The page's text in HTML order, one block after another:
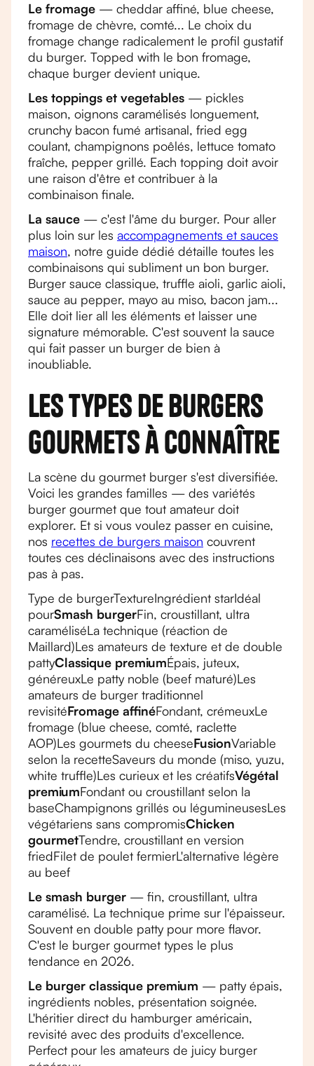
Le fromage — cheddar affiné, blue cheese,
fromage de chèvre, comté... Le choix du
fromage change radicalement le profil gustatif
du burger. Topped with le bon fromage,
chaque burger devient unique.
Les toppings et vegetables — pickles
maison, oignons caramélisés longuement,
crunchy bacon fumé artisanal, fried egg
coulant, champignons poêlés, lettuce tomato
fraîche, pepper grillé. Each topping doit avoir
une raison d'être et contribuer à la
combinaison finale.
La sauce — c'est l'âme du burger. Pour aller
plus loin sur les accompagnements et sauces
maison, notre guide dédié détaille toutes les
combinaisons qui subliment un bon burger.
Burger sauce classique, truffle aioli, garlic aioli,
sauce au pepper, mayo au miso, bacon jam...
Elle doit lier all les éléments et laisser une
signature mémorable. C'est souvent la sauce
qui fait passer un burger de bien à
inoubliable.
Les types de burgers
gourmets à connaître
La scène du gourmet burger s'est diversifiée.
Voici les grandes familles — des variétés
burger gourmet que tout amateur doit
explorer. Et si vous voulez passer en cuisine,
nos recettes de burgers maison couvrent
toutes ces déclinaisons avec des instructions
pas à pas.
Type de burgerTextureIngrédient starIdéal
pourSmash burgerFin, croustillant, ultra
caraméliséLa technique (réaction de
Maillard)Les amateurs de texture et de double
pattyClassique premiumÉpais, juteux,
généreuxLe patty noble (beef maturé)Les
amateurs de burger traditionnel
revisitéFromage affinéFondant, crémeuxLe
fromage (blue cheese, comté, raclette
AOP)Les gourmets du cheeseFusionVariable
selon la recetteSaveurs du monde (miso, yuzu,
white truffle)Les curieux et les créatifsVégétal
premiumFondant ou croustillant selon la
baseChampignons grillés ou légumineusesLes
végétariens sans compromisChicken
gourmetTendre, croustillant en version
friedFilet de poulet fermierL'alternative légère
au beef
Le smash burger — fin, croustillant, ultra
caramélisé. La technique prime sur l'épaisseur.
Souvent en double patty pour more flavor.
C'est le burger gourmet types le plus
tendance en 2026.
Le burger classique premium — patty épais,
ingrédients nobles, présentation soignée.
L'héritier direct du hamburger américain,
revisité avec des produits d'excellence.
Perfect pour les amateurs de juicy burger